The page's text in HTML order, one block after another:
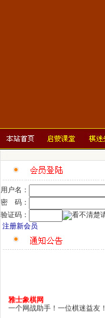
用户名：
密 码：
验证码：
注册新会员
雅士象棋网
一个网战助手！一位棋迷益友！